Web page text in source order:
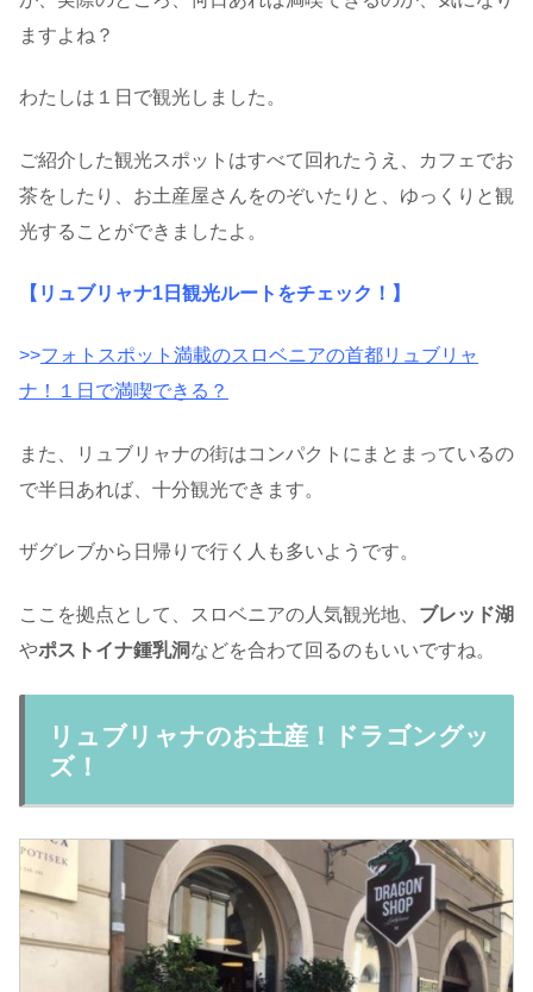
ますよね？
わたしは１日で観光しました。
ご紹介した観光スポットはすべて回れたうえ、カフェでお
茶をしたり、お土産屋さんをのぞいたりと、ゆっくりと観
光することができましたよ。
【リュブリャナ1日観光ルートをチェック！】
>>フォトスポット満載のスロベニアの首都リュブリャ
ナ！１日で満喫できる？
また、リュブリャナの街はコンパクトにまとまっているの
で半日あれば、十分観光できます。
ザグレブから日帰りで行く人も多いようです。
ここを拠点として、スロベニアの人気観光地、 ブレッド湖
やポストイナ鍾乳洞などを合わて回るのもいいですね。
リュブリャナのお土産！ドラゴングッ
ズ！